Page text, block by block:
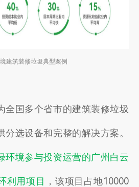
建筑装修垃圾典型案例
全国多个省市的建筑装修垃圾
选设备和完整的解决方案。
环境参与投资运营的广州白云
利用项目 ，该项目占地10000